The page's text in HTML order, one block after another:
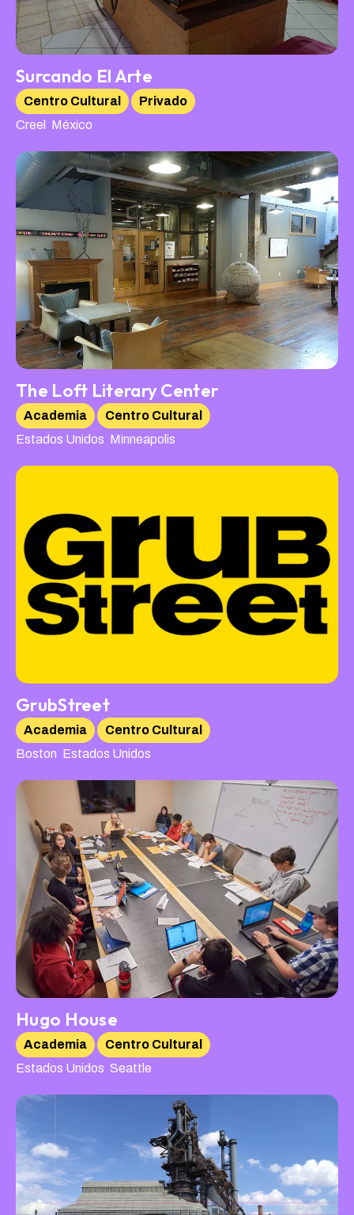
Surcando El Arte
Centro Cultural
Privado
Creel
México
The Loft Literary Center
Academia
Centro Cultural
Estados Unidos Minneapolis
GrubStreet
Academia
Centro Cultural
Boston Estados Unidos
Hugo House
Academia
Centro Cultural
Estados Unidos Seattle